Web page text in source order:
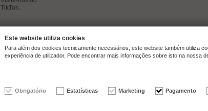
TikTok.
ck-modelcars.de customer reviews | Trusted Shops
Este website utiliza cookies
Para além dos cookies tecnicamente necessários, este website também utiliza
experiência de utilizador. Pode encontrar mais informações sobre isto na nossa
Obrigatório Estatísticas Marketing Pagamento